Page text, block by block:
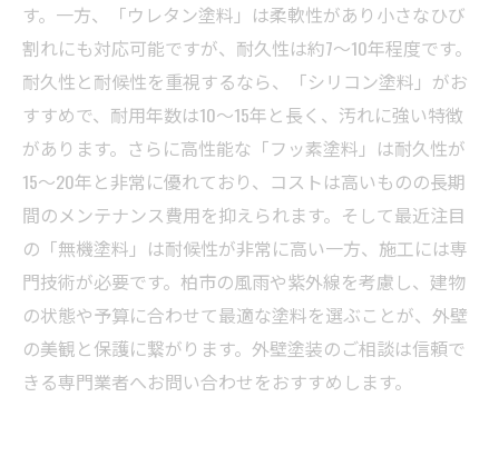
す。一方、「ウレタン塗料」は柔軟性があり小さなひび
割れにも対応可能ですが、耐久性は約7～10年程度です。
耐久性と耐候性を重視するなら、「シリコン塗料」がお
すすめで、耐用年数は10～15年と長く、汚れに強い特徴
があります。さらに高性能な「フッ素塗料」は耐久性が
15～20年と非常に優れており、コストは高いものの長期
間のメンテナンス費用を抑えられます。そして最近注目
の「無機塗料」は耐候性が非常に高い一方、施工には専
門技術が必要です。柏市の風雨や紫外線を考慮し、建物
の状態や予算に合わせて最適な塗料を選ぶことが、外壁
の美観と保護に繋がります。外壁塗装のご相談は信頼で
きる専門業者へお問い合わせをおすすめします。